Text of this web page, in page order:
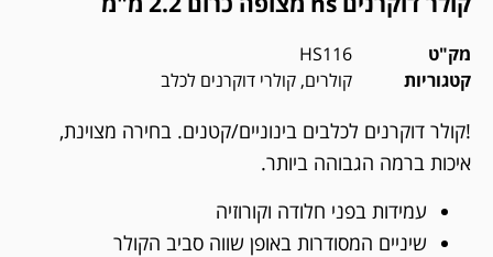
מק"ט
HS116
קטגוריות
קולרים, קולרי דוקרנים לכלב
!קולר דוקרנים לכלבים בינוניים/קטנים. בחירה מצוינת,
איכות ברמה הגבוהה ביותר.
עמידות בפני חלודה וקורוזיה
שיניים המסודרות באופן שווה סביב הקולר